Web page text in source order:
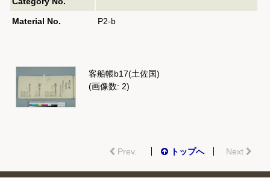
Material No. P2-b
客船帳b17(土佐国)
(画像数: 2)
Prev. トップへ Next